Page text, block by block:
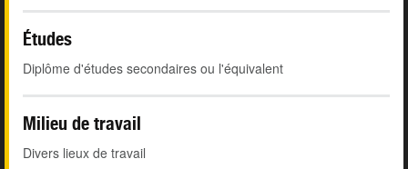
Études
Diplôme d'études secondaires ou l'équivalent
Milieu de travail
Divers lieux de travail